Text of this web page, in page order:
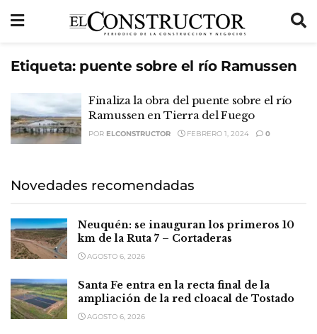
Etiqueta: puente sobre el río Ramussen
Finaliza la obra del puente sobre el río
Ramussen en Tierra del Fuego
POR ELCONSTRUCTOR FEBRERO 1, 2024 0
Novedades recomendadas
Neuquén: se inauguran los primeros 10
km de la Ruta 7 – Cortaderas
AGOSTO 6, 2026
Santa Fe entra en la recta final de la
ampliación de la red cloacal de Tostado
AGOSTO 6, 2026